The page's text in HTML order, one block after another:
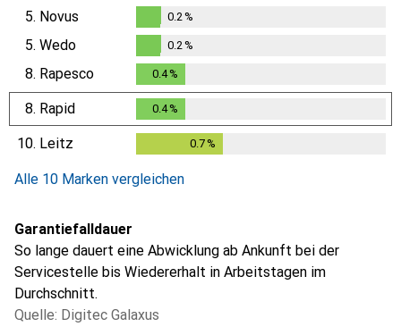
5. Novus
0.2%
0.2 %
5. Wedo
0.2%
0.2 %
8. Rapesco 0.4%
8. Rapid 0.4%
10. Leitz 0.7 %
Alle 10 Marken vergleichen
Garantiefalldauer
So lange dauert eine Abwicklung ab Ankunft bei der
Servicestelle bis Wiedererhalt in Arbeitstagen im
Durchschnitt.
Quelle: Digitec Galaxus